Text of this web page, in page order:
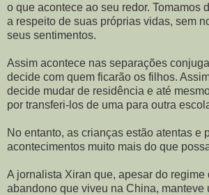
o que acontece ao seu redor. Tomamos
a respeito de suas próprias vidas, sem
seus sentimentos.
Assim acontece nas separações
decide com quem ficarão os filhos.
decide mudar de residência e até
por transferi-los de uma para outra
No entanto, as crianças estão atentas e
acontecimentos muito mais do que
A jornalista Xiran que, apesar do regime
abandono que viveu na China, manteve